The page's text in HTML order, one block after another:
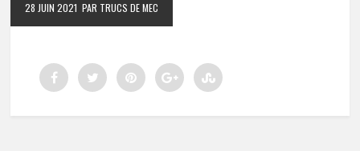
28 JUIN 2021 PAR TRUCS DE MEC